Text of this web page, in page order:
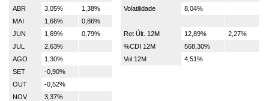
ABR
3,05% 1,38% Volatilidade
8,04%
MAI
1,66%
0,86%
JUN
1,69% 0,79% Ret Últ. 12M 12,89%
2,27%
JUL
2,63% %CDI 12M
568,30%
AGO
1,30% Vol 12M
4,51%
SET
-0,90%
OUT
-0,52%
NOV
3,37%